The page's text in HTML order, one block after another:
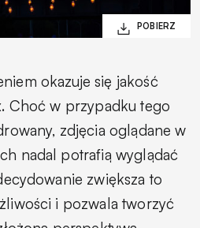
okazuje się jakość
Choć w przypadku tego
zdjęcia oglądane w
nadal potrafią wyglądać
zwiększa to
i pozwala tworzyć